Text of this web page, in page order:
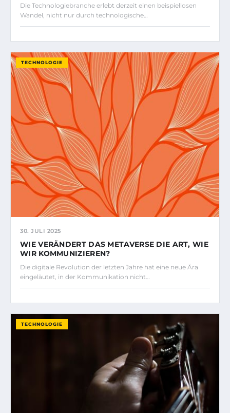
Die Technologiebranche erlebt derzeit einen beispiellosen
Wandel, nicht nur durch technologische…
TECHNOLOGIE
30. JULI 2025
WIE VERÄNDERT DAS METAVERSE DIE ART, WIE
WIR KOMMUNIZIEREN?
Die digitale Revolution der letzten Jahre hat eine neue Ära
eingeläutet, in der Kommunikation nicht…
TECHNOLOGIE